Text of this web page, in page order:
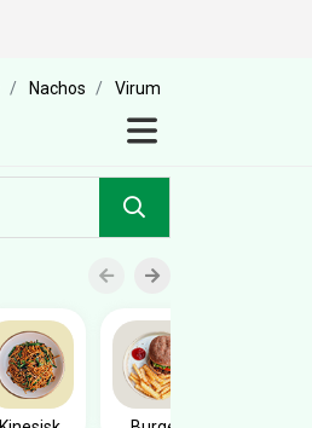
Nachos Virum